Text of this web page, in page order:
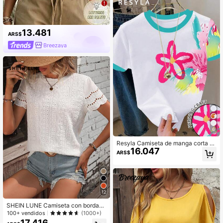
ARS$13.481
Breezaya
12
SHEIN LUNE Camiseta con bordado
con ojal ribete en abanico
100+ vendidos (1000+)
6
Resyla Camiseta de manga corta d
e cuello redondo con estampado flo
ral y bloques de color casual para m
ARS$16.047